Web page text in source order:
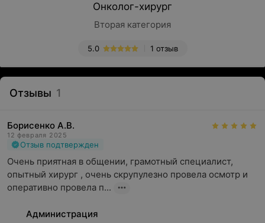
Онколог-хирург
Вторая категория
1 отзыв
5.0
Отзывы 1
Борисенко А.В.
12 февраля 2025
Отзыв подтвержден
Очень приятная в общении, грамотный специалист,
опытный хирург , очень скрупулезно провела осмотр и
оперативно провела п...
Администрация